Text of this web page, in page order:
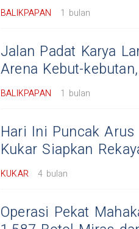
BALIKPAPAN 1 bulan
Jalan Padat Karya
Arena Kebut-
BALIKPAPAN 1 bulan
Hari Ini Puncak
Kukar Siapkan
KUKAR 4 bulan
Operasi Pekat